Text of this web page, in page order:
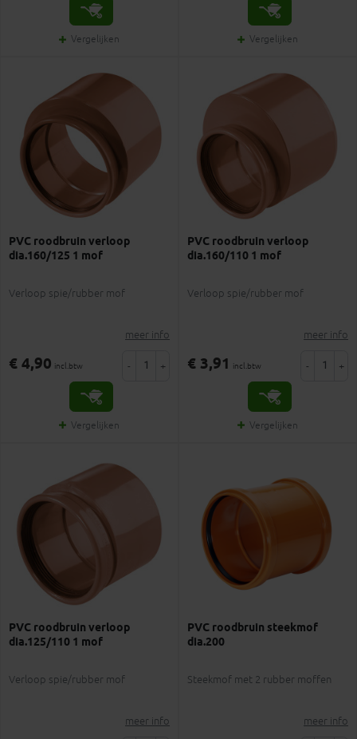
Vergelijken Vergelijken
PVC roodbruin verloop
dia.160/125 1 mof
Verloop spie/rubber mof
meer info
€ 4,90 incl.btw - +
Vergelijken
PVC roodbruin verloop
dia.160/110 1 mof
Verloop spie/rubber mof
meer info
€ 3,91 incl.btw - +
Vergelijken
PVC roodbruin verloop
dia.125/110 1 mof
Verloop spie/rubber mof
meer info
PVC roodbruin steekmof
dia.200
Steekmof met 2 rubber moffen
meer info